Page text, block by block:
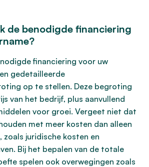
de benodigde financiering
financiering voor uw
gedetailleerde
op te stellen. Deze begroting
van het bedrijf, plus aanvullend
voor groei. Vergeet niet dat
met meer kosten dan alleen
zoals juridische kosten en
Bij het bepalen van de totale
spelen ook overwegingen zoals